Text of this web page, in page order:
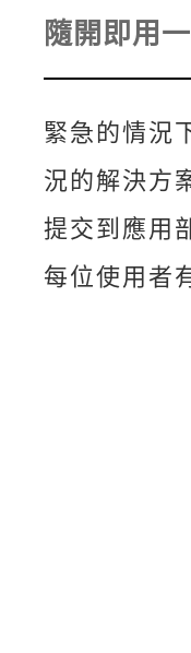
隨開即用
緊急的情況
況的解決方
提交到應用
每位使用者